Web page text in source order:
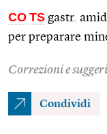
CO TS gastr.
per preparare
Correzioni e
Condividi